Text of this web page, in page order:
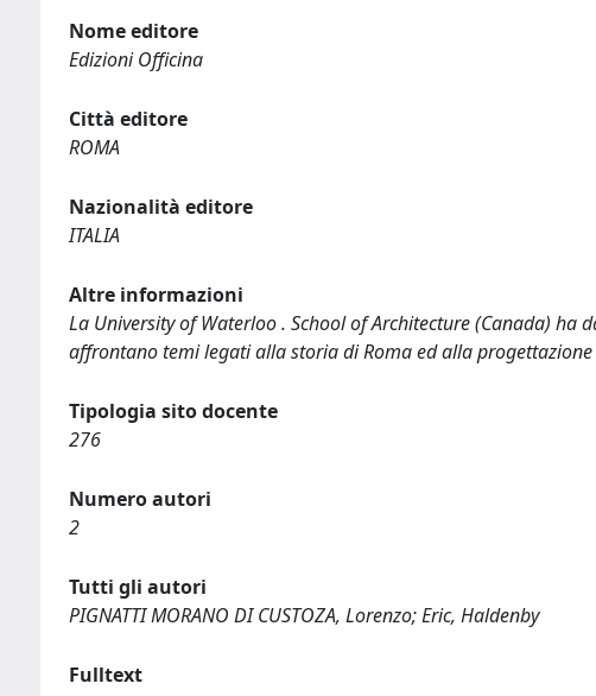
Nome editore
Edizioni Officina
Città editore
ROMA
Nazionalità editore
ITALIA
Altre informazioni
La University of Waterloo . School of Architecture (Canada)
affrontano temi legati alla storia di Roma ed alla
Tipologia sito docente
276
Numero autori
2
Tutti gli autori
PIGNATTI MORANO DI CUSTOZA, Lorenzo; Eric, Haldenby
Fulltext